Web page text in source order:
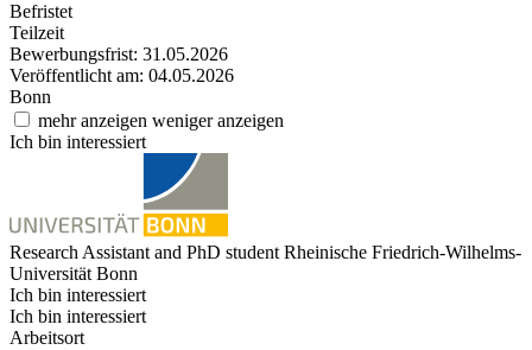
Befristet
Teilzeit
Bewerbungsfrist: 31.05.2026
Veröffentlicht am: 04.05.2026
Bonn
mehr anzeigen weniger anzeigen
Ich bin interessiert
Research Assistant and PhD student Rheinische Friedrich-Wilhelms-
Universität Bonn
Ich bin interessiert
Ich bin interessiert
Arbeitsort